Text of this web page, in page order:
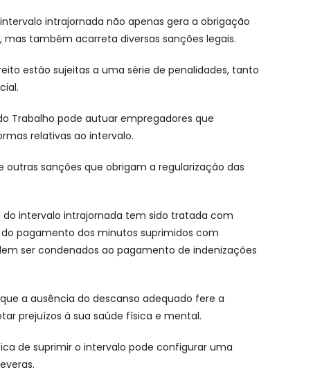
intrajornada não apenas gera a obrigação
também acarreta diversas sanções legais.
estão sujeitas a uma série de penalidades, tanto
Trabalho pode autuar empregadores que
relativas ao intervalo.
outras sanções que obrigam a regularização das
do intervalo intrajornada tem sido tratada com
pagamento dos minutos suprimidos com
ser condenados ao pagamento de indenizações
a ausência do descanso adequado fere a
prejuízos à sua saúde física e mental.
de suprimir o intervalo pode configurar uma